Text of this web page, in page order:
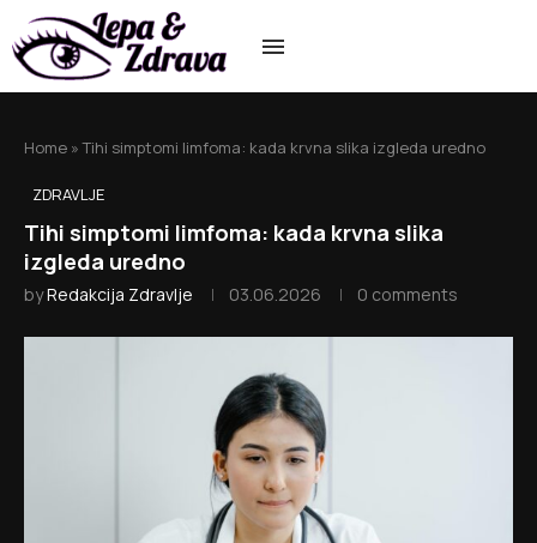
Home »Tihi simptomi limfoma: kada krvna slika izgleda uredno
ZDRAVLJE
Tihi simptomi limfoma: kada krvna slika
izgleda uredno
byRedakcija Zdravlje 03.06.2026 0 comments